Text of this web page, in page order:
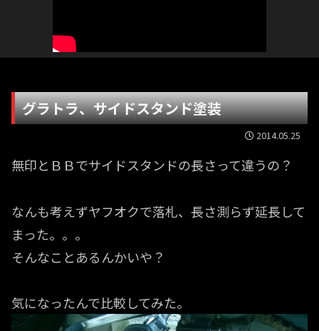
グラトラ、サイドスタンド塗装
2014.05.25
無印とＢＢでサイドスタンドの長さって違うの？
なんも考えずヤフオクで落札、長さ測らず延長して
まった。。。
そんなことあるんかいや？
気になったんで比較してみた。